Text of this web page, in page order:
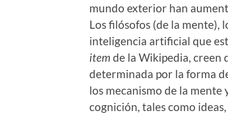
mundo exterior han
Los filósofos (de la mente),
inteligencia artificial que
item de la Wikipedia, creen
determinada por la forma
los mecanismo de la mente
cognición, tales como